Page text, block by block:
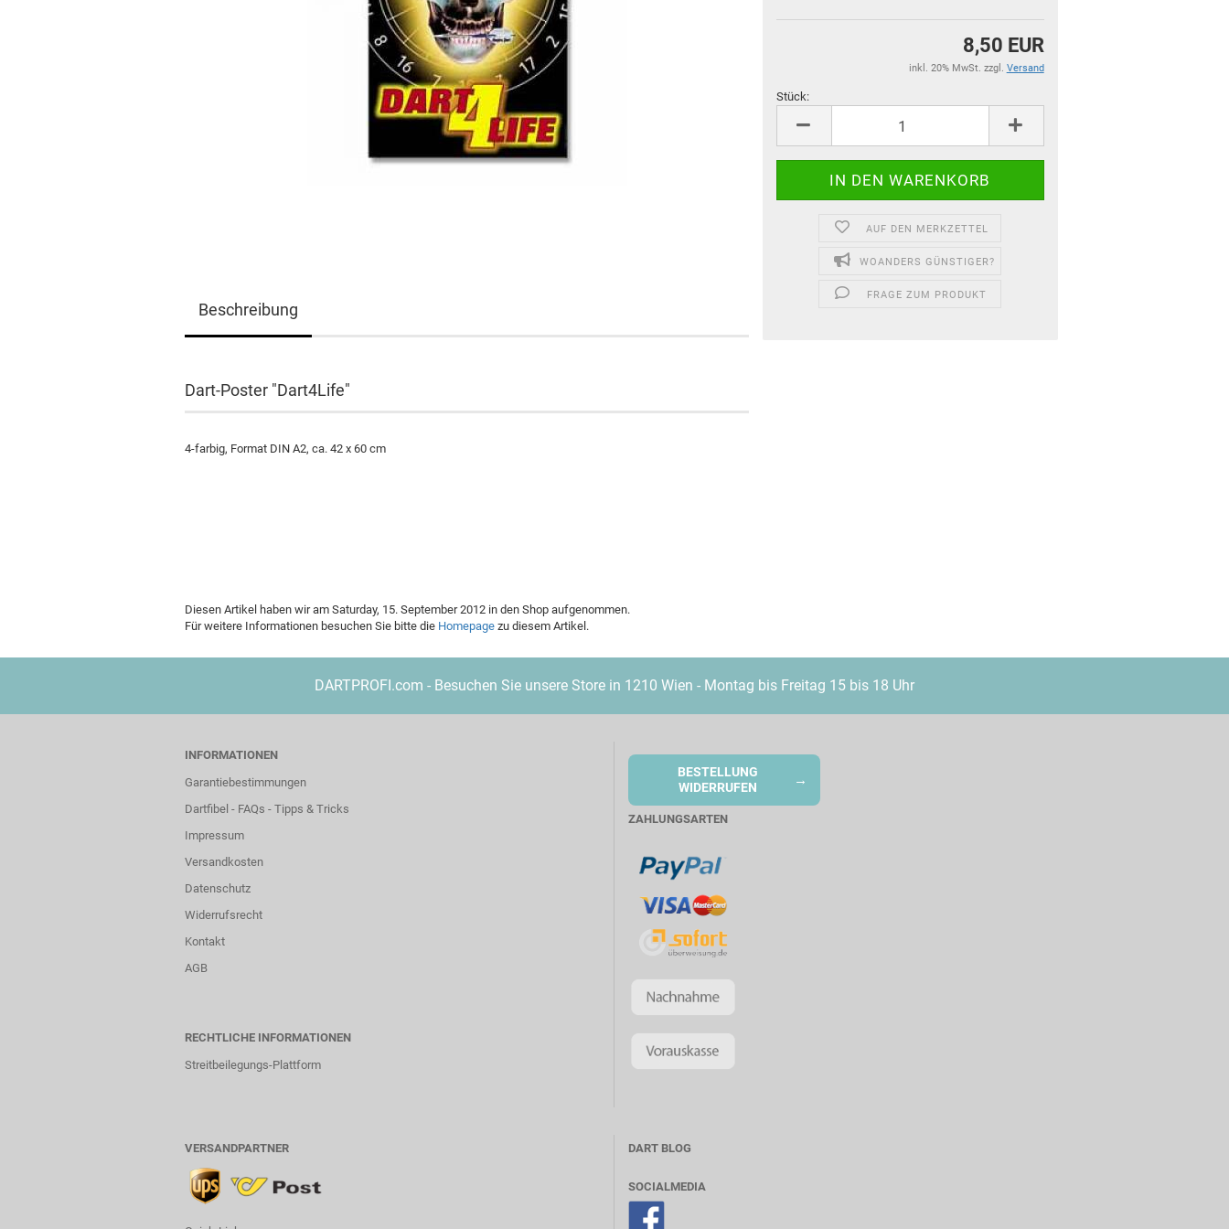
Flight Marke "Cosmo Fit
Flight"
Sonderformen
Flight Großpackungen
L-Style Flights
Flight Marke "Pentathlon"
Novomatic
für Kinder und Familien
8,50 EUR
inkl. 20% MwSt. zzgl. Versand
Stück:
Stück
AUF DEN MERKZETTEL
WOANDERS GÜNSTIGER?
FRAGE ZUM PRODUKT
Beschreibung
Dart-Poster "Dart4Life"
4-farbig, Format DIN A2, ca. 42 x 60 cm
Diesen Artikel haben wir am Saturday, 15. September 2012 in den Shop aufgenommen.
Für weitere Informationen besuchen Sie bitte die Homepage zu diesem Artikel.
DARTPROFI.com - Besuchen Sie unsere Store in 1210 Wien - Montag bis Freitag 15 bis 18 Uhr
INFORMATIONEN
Garantiebestimmungen
Dartfibel - FAQs - Tipps & Tricks
Impressum
Versandkosten
Datenschutz
Widerrufsrecht
Kontakt
AGB
RECHTLICHE INFORMATIONEN
Streitbeilegungs-Plattform
BESTELLUNG
WIDERRUFEN
→
ZAHLUNGSARTEN
VERSANDPARTNER DART BLOG
SOCIALMEDIA